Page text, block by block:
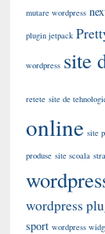
mutare wordpress
plugin jetpack
wordpress site
retete site de
online site
produse site scoala
wordpress
sport wordpress